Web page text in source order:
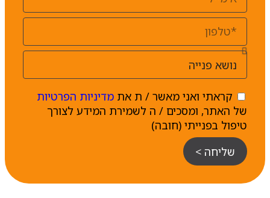
קראתי ואני מאשר / ת אתמדיניות הפרטיות
של האתר, ומסכים / ה לשמירת המידע לצורך
טיפול בפנייתי (חובה)
שליחה >